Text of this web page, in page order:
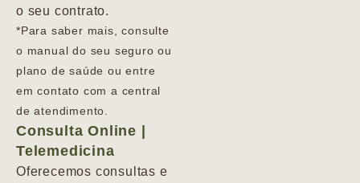
o seu contrato.
*Para saber mais, consulte
o manual do seu seguro ou
plano de saúde ou entre
em contato com a central
de atendimento.
Consulta Online |
Telemedicina
Oferecemos consultas e